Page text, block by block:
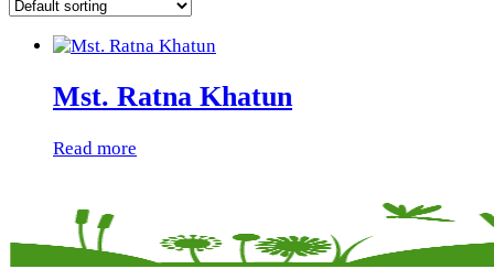
Mst. Ratna Khatun
Read more